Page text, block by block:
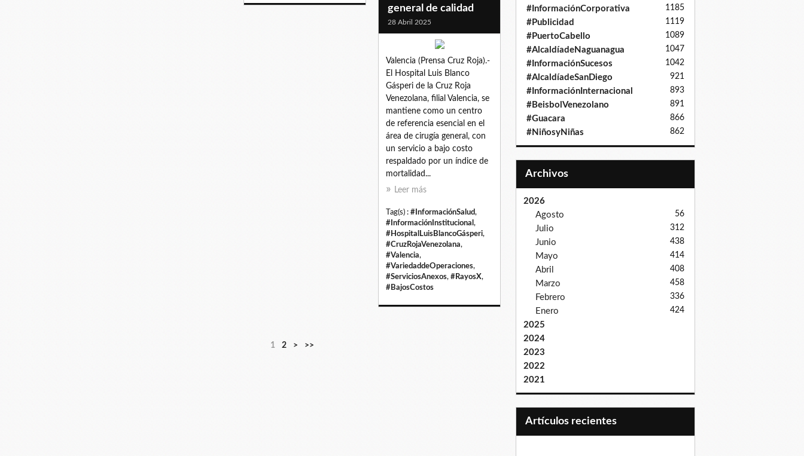
general de calidad
28 Abril 2025
Valencia (Prensa Cruz Roja).-
El Hospital Luis Blanco
Gásperi de la Cruz Roja
Venezolana, filial Valencia, se
mantiene como un centro
de referencia esencial en el
área de cirugía general, con
un servicio a bajo costo
respaldado por un índice de
mortalidad...
Leer más
Tag(s) : #InformaciónSalud,
#InformaciónInstitucional ,
#HospitalLuisBlancoGásperi,
#CruzRojaVenezolana,
#Valencia,
#VariedaddeOperaciones,
#ServiciosAnexos, #RayosX,
#BajosCostos
1 2 > >>
#InformaciónCorporativa 1185
#Publicidad 1119
#PuertoCabello 1089
#AlcaldíadeNaguanagua 1047
#InformaciónSucesos 1042
#AlcaldíadeSanDiego 921
#InformaciónInternacional 893
#BeisbolVenezolano 891
#Guacara 866
#NiñosyNiñas 862
Archivos
2026
Agosto
56
Julio 312
Junio 438
Mayo 414
Abril 408
Marzo 458
Febrero 336
Enero 424
2025
2024
2023
2022
2021
Artículos recientes